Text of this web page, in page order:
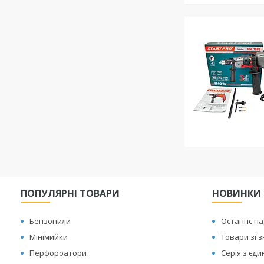
ПОПУЛЯРНІ ТОВАРИ
Бензопили
Мінімийки
Перфороатори
НОВИНКИ
Останнє
Товари зі
Серія з